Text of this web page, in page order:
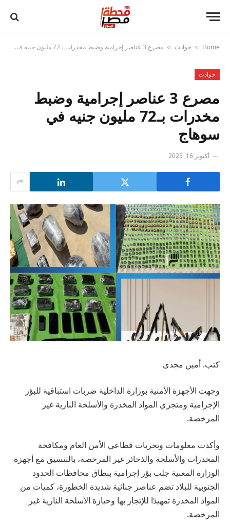
Home
» حوادث » مصرع 3 عناصر إجرامية وضبط مخدرات بـ72 مليون جنيه في سوهاج
حوادث
مصرع 3 عناصر إجرامية وضبط
مخدرات بـ72 مليون جنيه في
سوهاج
أكتوبر 16, 2025
كتب. أمين مجدى
وجهت الأجهزة الأمنية بوزارة الداخلية ضربات استباقية للبؤر
الإجرامية ومتجري المواد المخدرة والأسلحة النارية غير
المرخصة.
وأكدت معلومات وتحريات قطاعي الأمن العام ومكافحة
المخدرات والأسلحة والذخائر غير المرخصة، بالتنسيق مع أجهزة
الوزارة المعنية جلب بؤر إجرامية بنطاق محافظات الحدود
الجنوبية للبلاد تضم عناصر جنائية شديدة الخطورة، كميات من
المواد المخدرة تمهيدًا للإتجار بها وحيازة الأسلحة النارية غير
المرخصة.